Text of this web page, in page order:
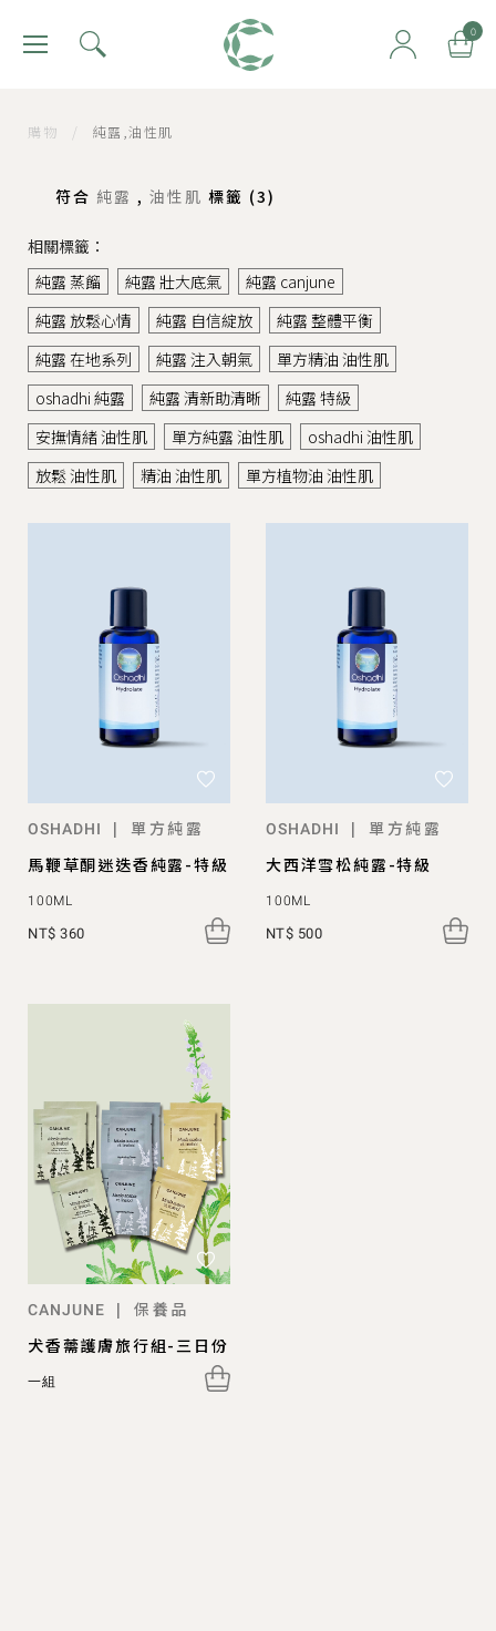
肯園 Canjune 0
購物 / 純露,油性肌
符合 純露 , 油性肌 標籤 (3)
相關標籤：
純露 蒸餾
純露 壯大底氣
純露 canjune
純露 放鬆心情
純露 自信綻放
純露 整體平衡
純露 在地系列
純露 注入朝氣
單方精油 油性肌
oshadhi 純露
純露 清新助清晰
純露 特級
安撫情緒 油性肌
單方純露 油性肌
oshadhi 油性肌
放鬆 油性肌
精油 油性肌 單方植物油 油性肌
OSHADHI |
單方純露
馬鞭草酮迷迭香純露-特級
100ML
NT$ 360
OSHADHI |
單方純露
大西洋雪松純露-特級
100ML
NT$ 500
CANJUNE |
保養品
犬香薷護膚旅行組-三日份
一組